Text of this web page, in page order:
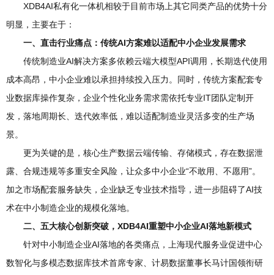
XDB4AI私有化一体机相较于目前市场上其它同类产品的优势十分
明显，主要在于：
一、直击行业痛点：传统AI方案难以适配中小企业发展需求
传统制造业AI解决方案多依赖云端大模型API调用，长期迭代使用
成本高昂，中小企业难以承担持续投入压力。同时，传统方案配套专
业数据库操作复杂，企业个性化业务需求需依托专业IT团队定制开
发，落地周期长、迭代效率低，难以适配制造业灵活多变的生产场
景。
更为关键的是，核心生产数据云端传输、存储模式，存在数据泄
露、合规违规等多重安全风险，让众多中小企业“不敢用、不愿用”。
加之市场配套服务缺失，企业缺乏专业技术指导，进一步阻碍了AI技
术在中小制造企业的规模化落地。
二、五大核心创新突破 ， XDB4AI重塑中小企业AI落地新模式
针对中小制造企业AI落地的各类痛点，上海现代服务业促进中心
数智化与多模态数据库技术首席专家、计易数据董事长马计国领衔研